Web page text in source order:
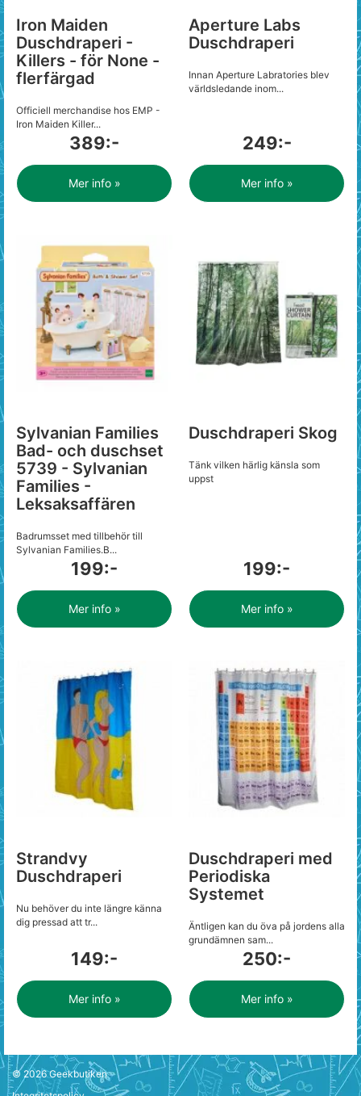
Iron Maiden
Duschdraperi -
Killers - för None -
flerfärgad
Officiell merchandise hos EMP -
Iron Maiden Killer...
389:-
Mer info »
Aperture Labs
Duschdraperi
Innan Aperture Labratories blev
världsledande inom...
249:-
Mer info »
Sylvanian Families
Bad- och duschset
5739 - Sylvanian
Families -
Leksaksaffären
Badrumsset med tillbehör till
Sylvanian Families.B...
199:-
Mer info »
Duschdraperi Skog
Tänk vilken härlig känsla som
uppst
199:-
Mer info »
Strandvy
Duschdraperi
Nu behöver du inte längre känna
dig pressad att tr...
149:-
Mer info »
Duschdraperi med
Periodiska
Systemet
Äntligen kan du öva på jordens alla
grundämnen sam...
250:-
Mer info »
© 2026Geekbutiken